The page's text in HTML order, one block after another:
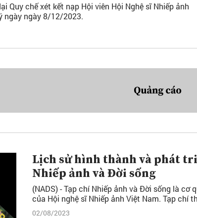
Quy chế xét kết nạp Hội viên Hội Nghệ sĩ Nhiếp ảnh
ngày ngày 8/12/2023.
Lịch sử hình thành và phát
Nhiếp ảnh và Đời sống
(NADS) - Tạp chí Nhiếp ảnh và Đời sống là cơ
của Hội nghệ sĩ Nhiếp ảnh Việt Nam. Tạp chí
02/08/2023